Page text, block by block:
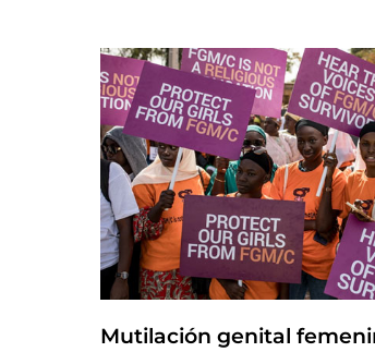
Mutilación genital